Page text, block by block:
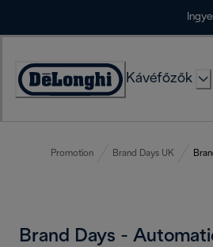
Accessibility
Kávéfőzők
Promotion Brand Days UK
Brand Days -